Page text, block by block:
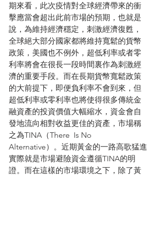
期來看，此次疫情對全球經濟帶來的衝
擊應當會超出此前市場的預期，也就是
說，為維持經濟穩定，刺激經濟復甦，
全球絕大部分國家都將維持寬鬆的貨幣
政策，美國也不例外，超低利率或者零
利率將會在很長一段時間裏作為刺激經
濟的重要手段。而在長期貨幣寬鬆政策
的大前提下，即便負利率不會到來，但
超低利率或零利率也將使得很多傳統金
融資產的投資價值大幅縮水，資金會自
發地流向相對收益更佳的資產，市場稱
之為TINA（There  Is No
Alternative）。近期黃金的一路高歌猛進
實際就是市場避險資金遵循TINA的明
證。而在這樣的市場環境之下，除了黃